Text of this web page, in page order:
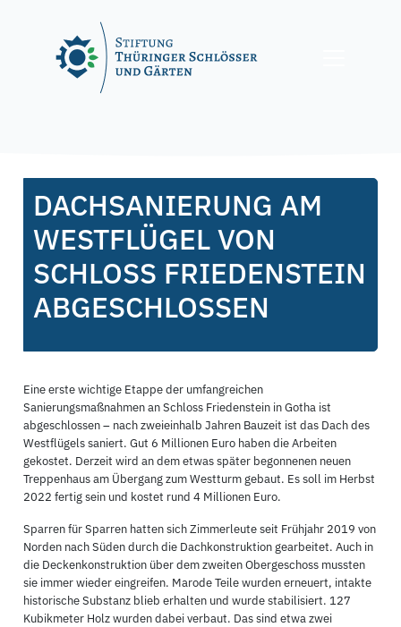
DACHSANIERUNG AM
WESTFLÜGEL VON
SCHLOSS FRIEDENSTEIN
ABGESCHLOSSEN
Eine erste wichtige Etappe der umfangreichen
Sanierungsmaßnahmen an Schloss Friedenstein in Gotha ist
abgeschlossen – nach zweieinhalb Jahren Bauzeit ist das Dach des
Westflügels saniert. Gut 6 Millionen Euro haben die Arbeiten
gekostet. Derzeit wird an dem etwas später begonnenen neuen
Treppenhaus am Übergang zum Westturm gebaut. Es soll im Herbst
2022 fertig sein und kostet rund 4 Millionen Euro.
Sparren für Sparren hatten sich Zimmerleute seit Frühjahr 2019 von
Norden nach Süden durch die Dachkonstruktion gearbeitet. Auch in
die Deckenkonstruktion über dem zweiten Obergeschoss mussten
sie immer wieder eingreifen. Marode Teile wurden erneuert, intakte
historische Substanz blieb erhalten und wurde stabilisiert. 127
Kubikmeter Holz wurden dabei verbaut. Das sind etwa zwei